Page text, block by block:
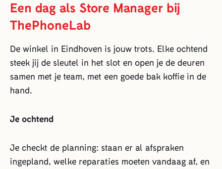
Een dag als Store Manager bij
ThePhoneLab
De winkel in Eindhoven is jouw trots. Elke ochtend
steek jij de sleutel in het slot en open je de deuren
samen met je team, met een goede bak koffie in de
hand.
Je ochtend
Je checkt de planning: staan er al afspraken
ingepland, welke reparaties moeten vandaag af, en